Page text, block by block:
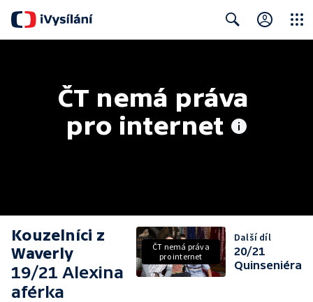
ČT nemá práva
pro internet
Kouzelníci z
Waverly
19/21 Alexina
aférka
ČT nemá práva
pro internet
Další díl
20/21
Quinseniéra